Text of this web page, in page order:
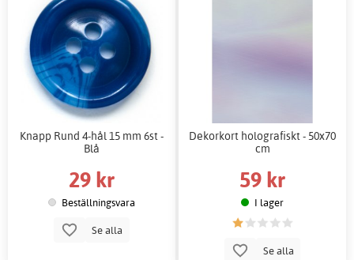
Knapp Rund 4-hål 15 mm 6st -
Blå
29 kr
Beställningsvara
Se alla
Dekorkort holografiskt - 50x70
cm
59 kr
I lager
Se alla